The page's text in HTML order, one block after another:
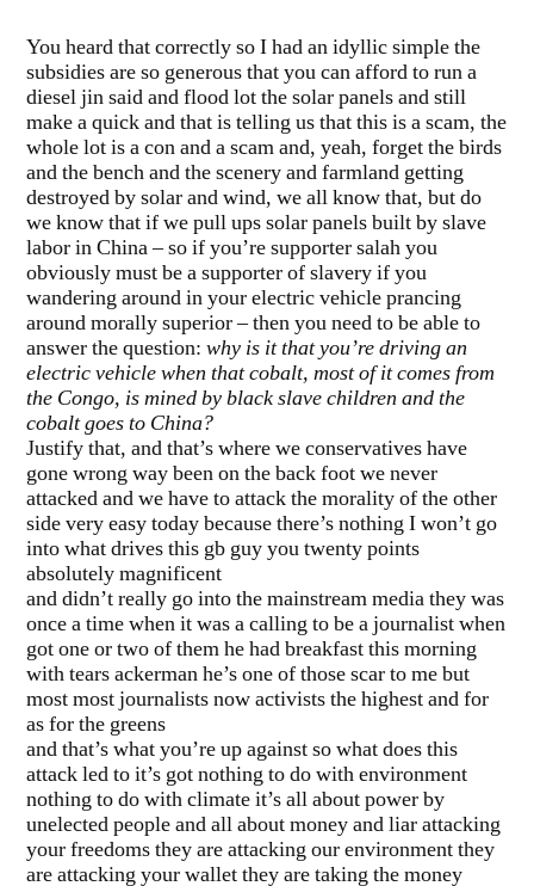
You heard that correctly so I had an idyllic simple the
subsidies are so generous that you can afford to run a
diesel jin said and flood lot the solar panels and still
make a quick and that is telling us that this is a scam, the
whole lot is a con and a scam and, yeah, forget the birds
and the bench and the scenery and farmland getting
destroyed by solar and wind, we all know that, but do
we know that if we pull ups solar panels built by slave
labor in China – so if you’re supporter salah you
obviously must be a supporter of slavery if you
wandering around in your electric vehicle prancing
around morally superior – then you need to be able to
answer the question: why is it that you’re driving an
electric vehicle when that cobalt, most of it comes from
the Congo, is mined by black slave children and the
cobalt goes to China?
Justify that, and that’s where we conservatives have
gone wrong way been on the back foot we never
attacked and we have to attack the morality of the other
side very easy today because there’s nothing I won’t go
into what drives this gb guy you twenty points
absolutely magnificent
and didn’t really go into the mainstream media they was
once a time when it was a calling to be a journalist when
got one or two of them he had breakfast this morning
with tears ackerman he’s one of those scar to me but
most most journalists now activists the highest and for
as for the greens
and that’s what you’re up against so what does this
attack led to it’s got nothing to do with environment
nothing to do with climate it’s all about power by
unelected people and all about money and liar attacking
your freedoms they are attacking our environment they
are attacking your wallet they are taking the money